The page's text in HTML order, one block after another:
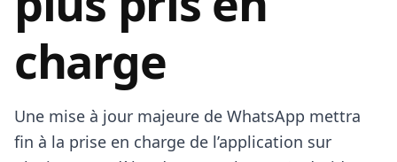
charge
Une mise à jour majeure de WhatsApp mettra
fin à la prise en charge de l’application sur